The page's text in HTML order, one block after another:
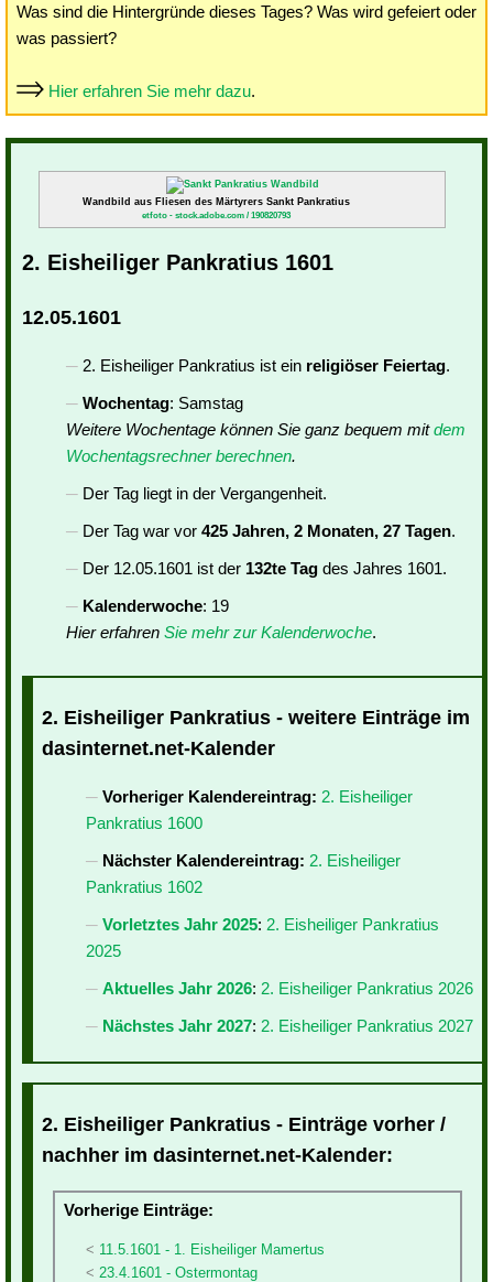
Was sind die Hintergründe dieses Tages? Was wird gefeiert oder
was passiert?
Hier erfahren Sie mehr dazu.
Wandbild aus Fliesen des Märtyrers Sankt Pankratius
etfoto - stock.adobe.com / 190820793
2. Eisheiliger Pankratius 1601
12.05.1601
2. Eisheiliger Pankratius ist ein religiöser Feiertag.
Wochentag: Samstag
Weitere Wochentage können Sie ganz bequem mitdem
Wochentagsrechner berechnen.
Der Tag liegt in der Vergangenheit.
Der Tag war vor 425 Jahren, 2 Monaten, 27 Tagen.
Der 12.05.1601 ist der 132te Tag des Jahres 1601.
Kalenderwoche: 19
Hier erfahren Sie mehr zur Kalenderwoche.
2. Eisheiliger Pankratius - weitere Einträge im
dasinternet.net-Kalender
Vorheriger Kalendereintrag: 2. Eisheiliger
Pankratius 1600
Nächster Kalendereintrag: 2. Eisheiliger
Pankratius 1602
Vorletztes Jahr 2025: 2. Eisheiliger Pankratius
2025
Aktuelles Jahr 2026: 2. Eisheiliger Pankratius 2026
Nächstes Jahr 2027: 2. Eisheiliger Pankratius 2027
2. Eisheiliger Pankratius - Einträge vorher /
nachher im dasinternet.net-Kalender:
Vorherige Einträge:
11.5.1601 - 1. Eisheiliger Mamertus
23.4.1601 - Ostermontag